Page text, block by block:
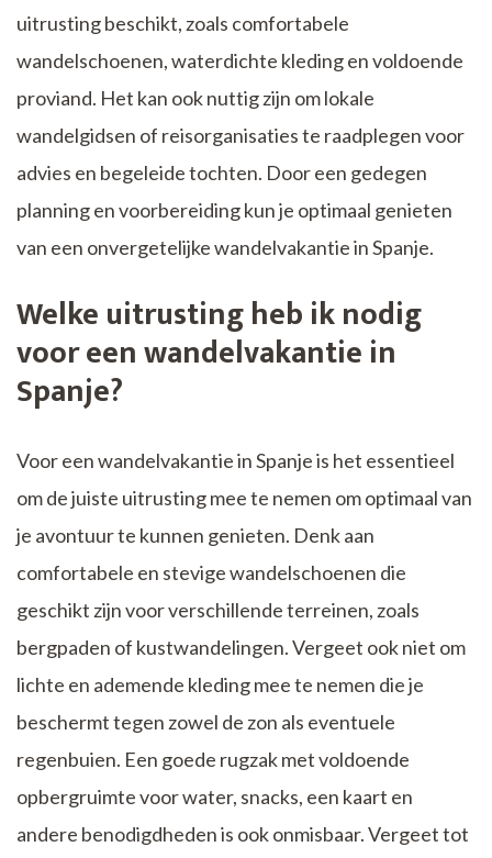
uitrusting beschikt, zoals comfortabele
wandelschoenen, waterdichte kleding en voldoende
proviand. Het kan ook nuttig zijn om lokale
wandelgidsen of reisorganisaties te raadplegen voor
advies en begeleide tochten. Door een gedegen
planning en voorbereiding kun je optimaal genieten
van een onvergetelijke wandelvakantie in Spanje.
Welke uitrusting heb ik nodig
voor een wandelvakantie in
Spanje?
Voor een wandelvakantie in Spanje is het essentieel
om de juiste uitrusting mee te nemen om optimaal van
je avontuur te kunnen genieten. Denk aan
comfortabele en stevige wandelschoenen die
geschikt zijn voor verschillende terreinen, zoals
bergpaden of kustwandelingen. Vergeet ook niet om
lichte en ademende kleding mee te nemen die je
beschermt tegen zowel de zon als eventuele
regenbuien. Een goede rugzak met voldoende
opbergruimte voor water, snacks, een kaart en
andere benodigdheden is ook onmisbaar. Vergeet tot